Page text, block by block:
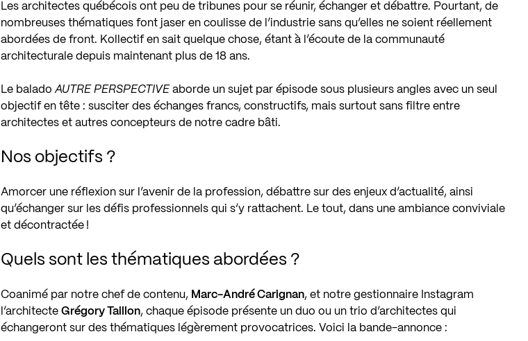
Les architectes québécois ont peu de tribunes pour se réunir, échanger et débattre. Pourtant, de
nombreuses thématiques font jaser en coulisse de l’industrie sans qu’elles ne soient réellement
abordées de front. Kollectif en sait quelque chose, étant à l’écoute de la communauté
architecturale depuis maintenant plus de 18 ans.
Le baladoAUTRE PERSPECTIVE aborde un sujet par épisode sous plusieurs angles avec un seul
objectif en tête : susciter des échanges francs, constructifs, mais surtout sans filtre entre
architectes et autres concepteurs de notre cadre bâti.
Nos objectifs ?
Amorcer une réflexion sur l’avenir de la profession, débattre sur des enjeux d’actualité, ainsi
qu’échanger sur les défis professionnels qui s’y rattachent. Le tout, dans une ambiance conviviale
et décontractée !
Quels sont les thématiques abordées ?
Coanimé par notre chef de contenu, Marc-André Carignan, et notre gestionnaire Instagram
l’architecteGrégory Taillon, chaque épisode présente un duo ou un trio d’architectes qui
échangeront sur des thématiques légèrement provocatrices. Voici la bande-annonce :